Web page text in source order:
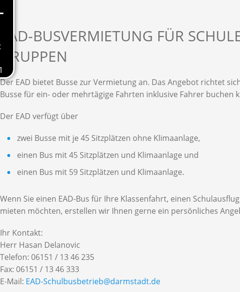
EAD-BUSVERMIETUNG FÜR
GRUPPEN
Der EAD bietet Busse zur Vermietung an. Das Angebot richtet
Busse für ein- oder mehrtägige Fahrten inklusive Fahrer buchen
Der EAD verfügt über
zwei Busse mit je 45 Sitzplätzen ohne Klimaanlage,
einen Bus mit 45 Sitzplätzen und Klimaanlage und
einen Bus mit 59 Sitzplätzen und Klimaanlage.
Wenn Sie einen EAD-Bus für Ihre Klassenfahrt, einen
mieten möchten, erstellen wir Ihnen gerne ein persönliches
Ihr Kontakt:
Herr Hasan Delanovic
Telefon: 06151 / 13 46 235
Fax: 06151 / 13 46 333
E-Mail: EAD-Schulbusbetrieb@darmstadt.de